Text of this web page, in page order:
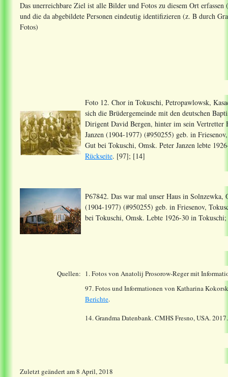
Das unerreichbare Ziel ist alle Bilder und Fotos zu diesem Ort
und die da abgebildete Personen eindeutig identifizieren (z. B durch
Fotos)
Foto 12. Chor in Tokuschi, Petropawlowsk,
sich die Brüdergemeinde mit den deutschen
Dirigent David Bergen, hinter im sein
Janzen (1904-1977) (#950255) geb. in
Gut bei Tokuschi, Omsk. Peter Janzen lebte
Rückseite. [97]; [14]
P67842. Das war mal unser Haus in Solnzewka,
(1904-1977) (#950255) geb. in Friesenov,
bei Tokuschi, Omsk. Lebte 1926-30 in
Quellen: 1. Fotos von Anatolij Prosorow-Reger mit
97. Fotos und Informationen von Katharina
Berichte.
14.Grandma Datenbank. CMHS Fresno, USA.
Zuletzt geändertam8 April, 2018